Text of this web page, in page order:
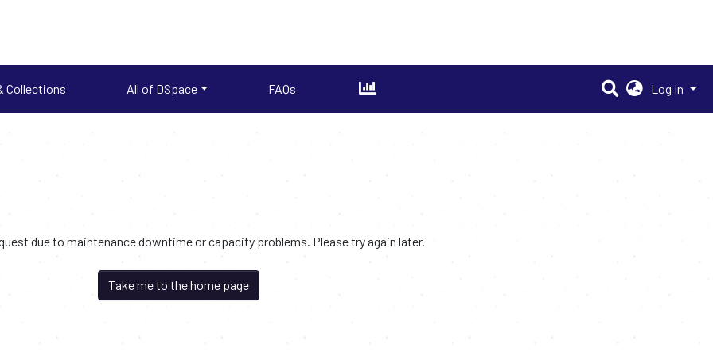
Collections All of DSpace FAQs Log In
due to maintenance downtime or capacity problems. Please try again later.
Take me to the home page